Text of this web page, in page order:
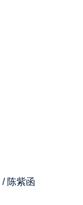
/ 陈紫函